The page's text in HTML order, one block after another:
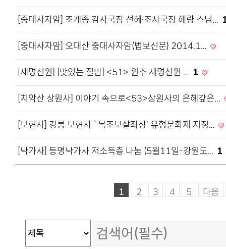
[중대사자암] 조계종 감사국장 선혜·조사국장 해량 스님…
[중대사자암] 오대산 중대사자암(법보신문) 2014.1…
[세명선원] [맛있는 절밥] <51> 원주 세명선원 … 1
[치악산 상원사] 이야기 속으로<53>상원사의 은혜갚은…
[보현사] 강릉 보현사 `목조보살좌상' 유형문화재 지정…
[낙가사] 등명낙가사 저소득층 나눔 (5월11일-강원도… 1
1 2 3 4 5 다음